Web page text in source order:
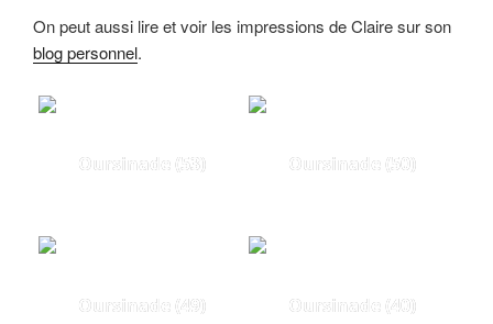
On peut aussi lire et voir les impressions de Claire sur son
blog personnel.
Oursinade (53) Oursinade (50)
Oursinade (49) Oursinade (40)